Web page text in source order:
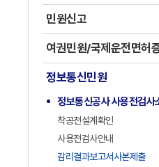
민원신고
여권민원/국제운전면허
정보통신민원
정보통신공사 사용전검사
착공전설계확인
사용전검사안내
감리결과보고서사본제출